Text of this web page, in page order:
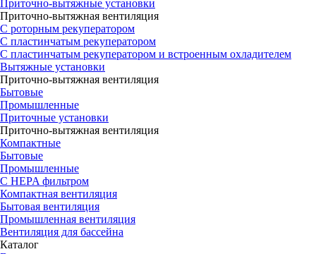
Приточно-вытяжные установки
Приточно-вытяжная вентиляция
С роторным рекуператором
С пластинчатым рекуператором
С пластинчатым рекуператором и встроенным охладителем
Вытяжные установки
Приточно-вытяжная вентиляция
Бытовые
Промышленные
Приточные установки
Приточно-вытяжная вентиляция
Компактные
Бытовые
Промышленные
С HEPA фильтром
Компактная вентиляция
Бытовая вентиляция
Промышленная вентиляция
Вентиляция для бассейна
Каталог